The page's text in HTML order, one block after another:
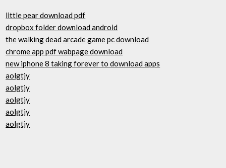
little pear download pdf
dropbox folder download android
the walking dead arcade game pc download
chrome app pdf wabpage download
new iphone 8 taking forever to download apps
aolgtjy
aolgtjy
aolgtjy
aolgtjy
aolgtjy